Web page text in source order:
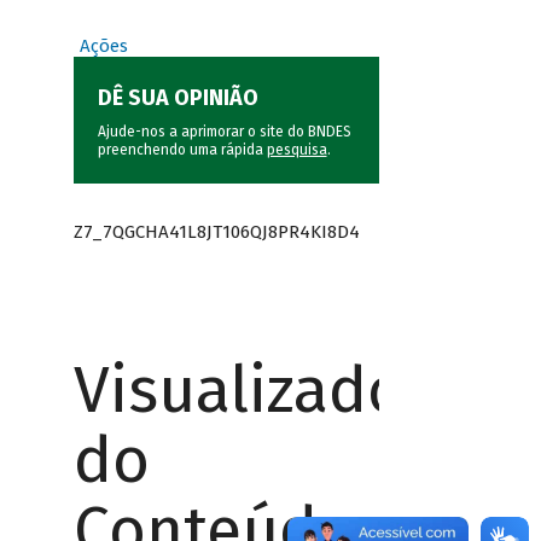
Ações
DÊ SUA OPINIÃO
Ajude-nos a aprimorar o site do BNDES
preenchendo uma rápida pesquisa.
Z7_7QGCHA41L8JT106QJ8PR4KI8D4
Visualizador
do